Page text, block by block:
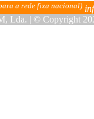
a rede fixa nacional)
Lda. | © Copyright